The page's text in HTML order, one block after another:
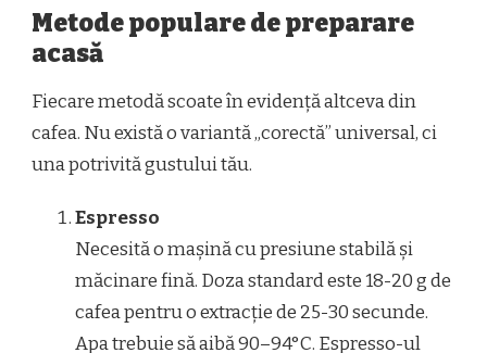
Metode populare de preparare
acasă
Fiecare metodă scoate în evidență altceva din
cafea. Nu există o variantă „corectă” universal, ci
una potrivită gustului tău.
Espresso
Necesită o mașină cu presiune stabilă și
măcinare fină. Doza standard este 18-20 g de
cafea pentru o extracție de 25-30 secunde.
Apa trebuie să aibă 90–94°C. Espresso-ul